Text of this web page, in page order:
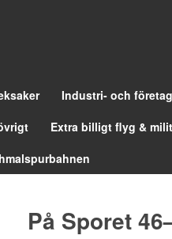
Industri- och
Extra billigt flyg &
På Sporet